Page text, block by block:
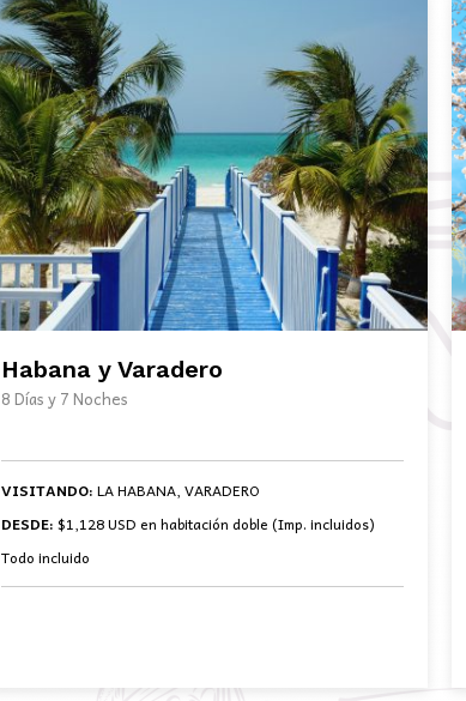
Habana y Varadero
8 Días y 7 Noches
VISITANDO: LA HABANA, VARADERO
DESDE: $1,128 USD en habitación doble (Imp. incluidos)
Todo incluido